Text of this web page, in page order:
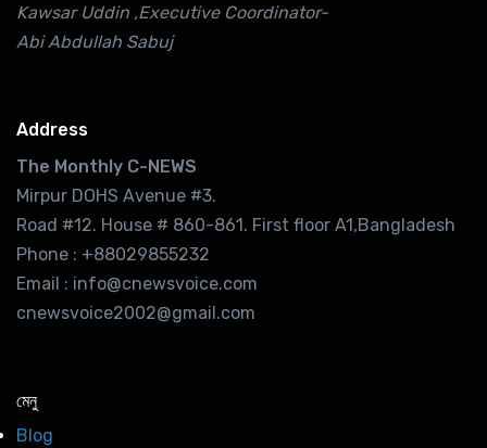
Kawsar Uddin ,Executive Coordinator-
Abi Abdullah Sabuj
Address
The Monthly C-NEWS
Mirpur DOHS Avenue #3.
Road #12. House # 860-861. First floor A1,Bangladesh
Phone : +88029855232
Email : info@cnewsvoice.com
cnewsvoice2002@gmail.com
মেনু
Blog